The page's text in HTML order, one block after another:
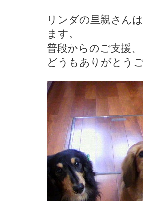
リンダの里親さん
ます。
普段からのご支援
どうもありがとう